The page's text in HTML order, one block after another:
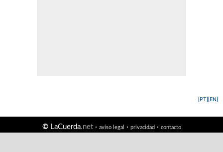
[EN]
[PT]
©LaCuerda.net· aviso legal · privacidad· contacto